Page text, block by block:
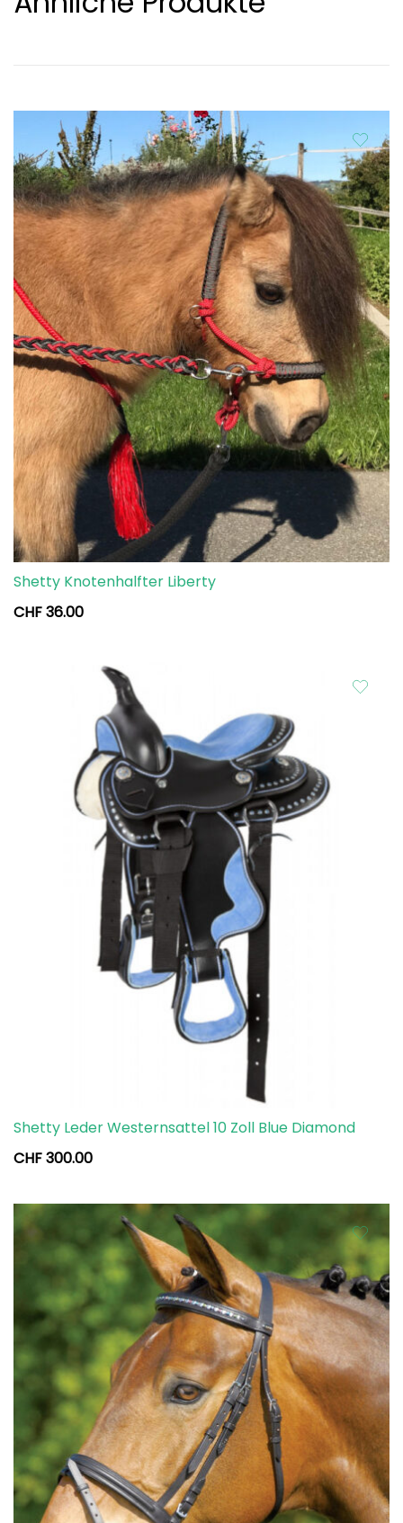
Shetty Knotenhalfter Liberty
CHF36.00
Shetty Leder Westernsattel 10 Zoll Blue Diamond
CHF300.00